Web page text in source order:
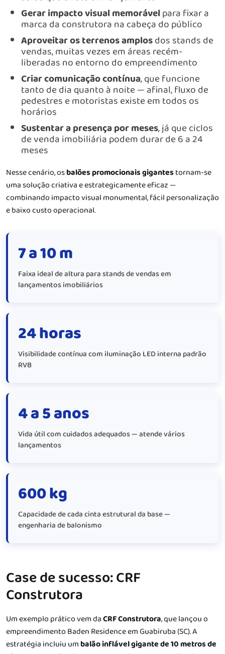
Gerar impacto visual memorávelpara fixar a
marca da construtora na cabeça do público
Aproveitar os terrenos amplosdos stands de
vendas, muitas vezes em áreas recém-
liberadas no entorno do empreendimento
Criar comunicação contínua, que funcione
tanto de dia quanto à noite — afinal, fluxo de
pedestres e motoristas existe em todos os
horários
Sustentar a presença por meses, já que ciclos
de venda imobiliária podem durar de 6 a 24
meses
Nesse cenário, osbalões promocionais gigantes tornam-se
uma solução criativa e estrategicamente eficaz —
combinando impacto visual monumental, fácil personalização
e baixo custo operacional.
7 a 10 m
Faixa ideal de altura para stands de vendas em
lançamentos imobiliários
24 horas
Visibilidade contínua com iluminação LED interna padrão
RVB
4 a 5 anos
Vida útil com cuidados adequados — atende vários
lançamentos
600 kg
Capacidade de cada cinta estrutural da base —
engenharia de balonismo
Case de sucesso: CRF
Construtora
Um exemplo prático vem daCRF Construtora, que lançou o
empreendimento Baden Residence em Guabiruba (SC). A
estratégia incluiu um balão inflável gigante de 10 metros de